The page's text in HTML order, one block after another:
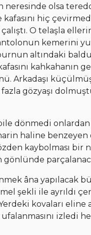
olsa
kafasını hiç
O telaşla
kemerini
altındaki
kahkahanın
Arkadaşı
gözyaşı
dönmedi
haline
kaybolması bir
gönlünde
âna yapılacak
şekli ile ayrıldı
kovaları eline
izledi